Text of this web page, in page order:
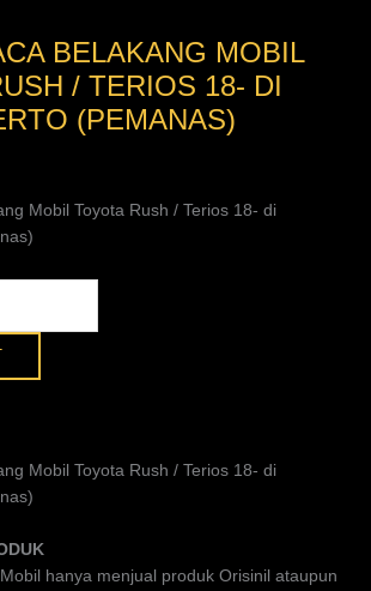
BELAKANG MOBIL
/ TERIOS 18- DI
(PEMANAS)
Mobil Toyota Rush / Terios 18- di
Mobil Toyota Rush / Terios 18- di
hanya menjual produk Orisinil ataupun